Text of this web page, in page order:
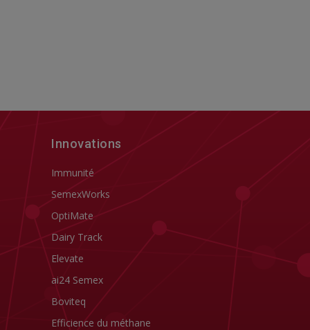
Innovations
Immunité
SemexWorks
OptiMate
Dairy Track
Elevate
ai24 Semex
Boviteq
Efficience du méthane